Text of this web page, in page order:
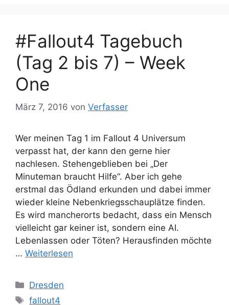
#Fallout4 Tagebuch
(Tag 2 bis 7) – Week
One
März 7, 2016 von Verfasser
Wer meinen Tag 1 im Fallout 4 Universum
verpasst hat, der kann den gerne hier
nachlesen. Stehengeblieben bei „Der
Minuteman braucht Hilfe“. Aber ich gehe
erstmal das Ödland erkunden und dabei immer
wieder kleine Nebenkriegsschauplätze finden.
Es wird mancherorts bedacht, dass ein Mensch
vielleicht gar keiner ist, sondern eine AI.
Lebenlassen oder Töten? Herausfinden möchte
… Weiterlesen
Kategorien
Dresden
Schlagwörter
fallout4